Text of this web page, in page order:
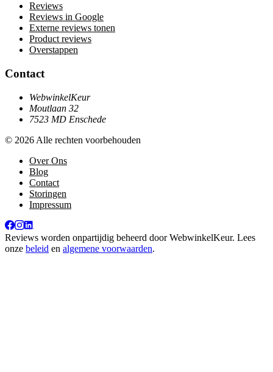
Reviews
Reviews in Google
Externe reviews tonen
Product reviews
Overstappen
Contact
WebwinkelKeur
Moutlaan 32
7523 MD Enschede
© 2026 Alle rechten voorbehouden
Over Ons
Blog
Contact
Storingen
Impressum
Reviews worden onpartijdig beheerd doorWebwinkelKeur. Lees
onze beleid en algemene voorwaarden.